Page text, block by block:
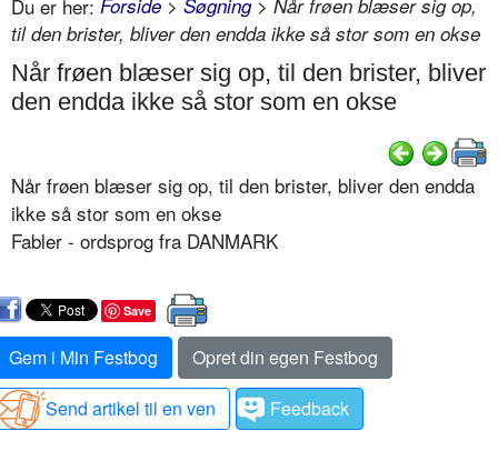
Du er her: Forside > Søgning> Når frøen blæser sig op,
til den brister, bliver den endda ikke så stor som en okse
Når frøen blæser sig op, til den brister, bliver
den endda ikke så stor som en okse
Når frøen blæser sig op, til den brister, bliver den endda
ikke så stor som en okse
Fabler - ordsprog fra DANMARK
Save
Gem i Min Festbog
Opret din egen Festbog
Send artikel til en ven
Feedback